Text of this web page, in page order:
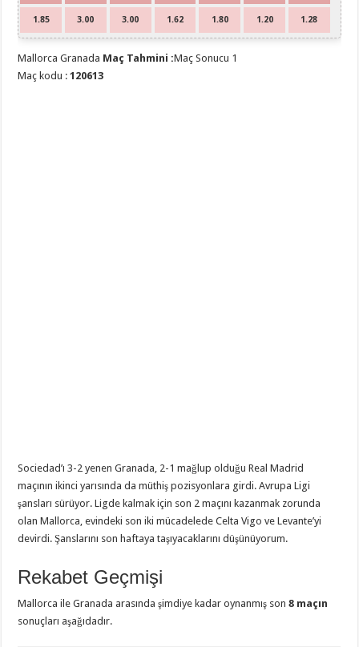
Granada
1.85 3.00 3.00 1.62 1.80 1.20 1.28
Mallorca Granada Maç Tahmini :Maç Sonucu 1
Maç kodu :120613
Sociedad’ı 3-2 yenen Granada, 2-1 mağlup olduğu Real Madrid
maçının ikinci yarısında da müthiş pozisyonlara girdi. Avrupa Ligi
şansları sürüyor. Ligde kalmak için son 2 maçını kazanmak zorunda
olan Mallorca, evindeki son iki mücadelede Celta Vigo ve Levante’yi
devirdi. Şanslarını son haftaya taşıyacaklarını düşünüyorum.
Rekabet Geçmişi
Mallorca ile Granada arasında şimdiye kadar oynanmış son8 maçın
sonuçları aşağıdadır.